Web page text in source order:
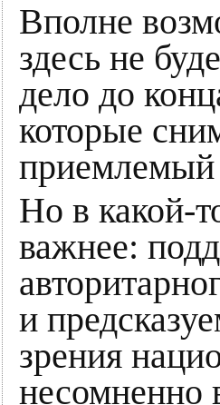
Вполне
здесь не
дело до
которые
приемлемый
Но в какой-
важнее:
и
зрения
несомненно